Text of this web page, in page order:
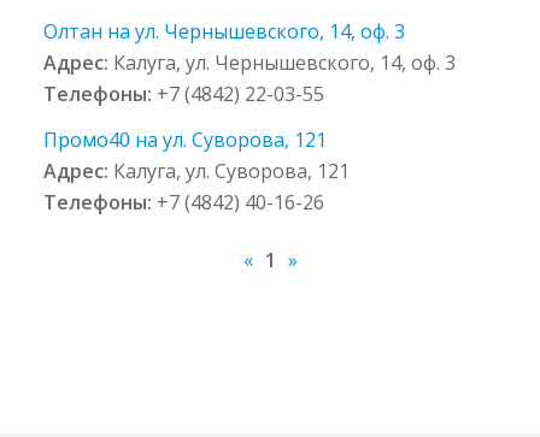
Олтан на ул. Чернышевского, 14, оф. 3
Адрес: Калуга, ул. Чернышевского, 14, оф. 3
Телефоны: +7 (4842) 22-03-55
Промо40 на ул. Суворова, 121
Адрес: Калуга, ул. Суворова, 121
Телефоны: +7 (4842) 40-16-26
« 1 »